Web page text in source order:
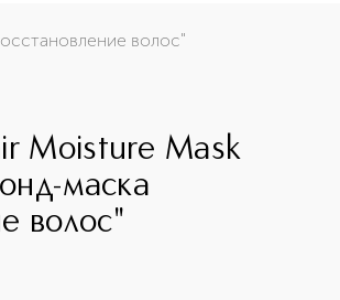
волос"
Moisture Mask
маска
волос"